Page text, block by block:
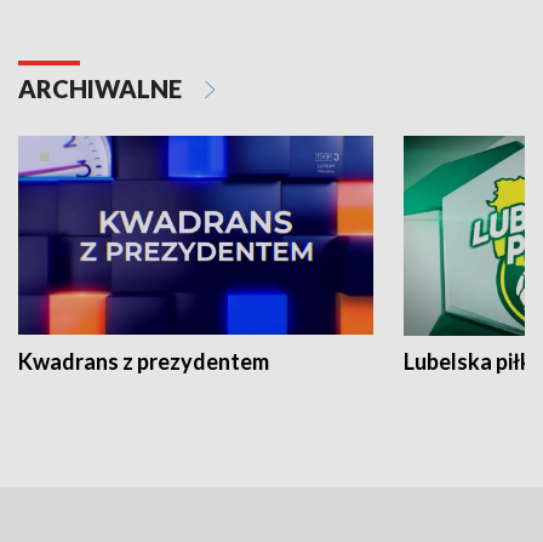
ARCHIWALNE
Kwadrans z prezydentem Lubelska piłka